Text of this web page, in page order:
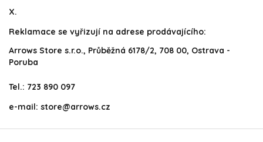
X.
Reklamace se vyřizují na adrese prodávajícího:
Arrows Store s.r.o., Průběžná 6178/2, 708 00, Ostrava -
Poruba
Tel.: 723 890 097
e-mail: store@arrows.cz